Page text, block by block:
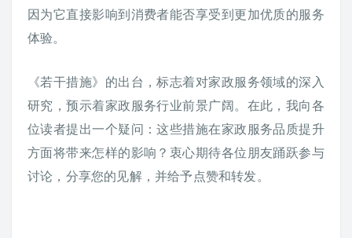
因为它直接影响到消费者能否享受到更加优质的服务
体验。
《若干措施》的出台，标志着对家政服务领域的深入
研究，预示着家政服务行业前景广阔。在此，我向各
位读者提出一个疑问：这些措施在家政服务品质提升
方面将带来怎样的影响？衷心期待各位朋友踊跃参与
讨论，分享您的见解，并给予点赞和转发。